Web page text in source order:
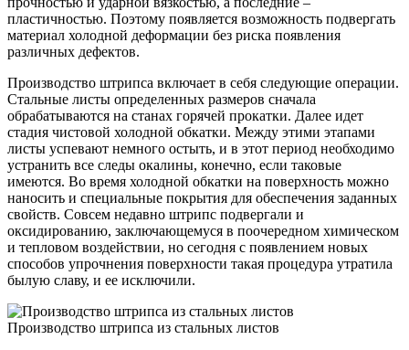
пластичностью. Поэтому появляется возможность подвергать
материал холодной деформации без риска появления
различных дефектов.
Производство штрипса включает в себя следующие операции.
Стальные листы определенных размеров сначала
обрабатываются на станах горячей прокатки. Далее идет
стадия чистовой холодной обкатки. Между этими этапами
листы успевают немного остыть, и в этот период необходимо
устранить все следы окалины, конечно, если таковые
имеются. Во время холодной обкатки на поверхность можно
наносить и специальные покрытия для обеспечения заданных
свойств. Совсем недавно штрипс подвергали и
оксидированию, заключающемуся в поочередном химическом
и тепловом воздействии, но сегодня с появлением новых
способов упрочнения поверхности такая процедура утратила
былую славу, и ее исключили.
Производство штрипса из стальных листов